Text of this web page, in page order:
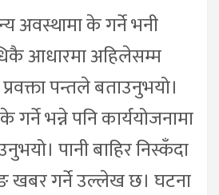
अवस्थामा के गर्ने भनी
आधारमा अहिलेसम्म
पन्तले बताउनुभयो।
गर्ने भन्ने पनि कार्ययोजनामा
पानी बाहिर निस्कँदा
खबर गर्ने उल्लेख छ। घटना